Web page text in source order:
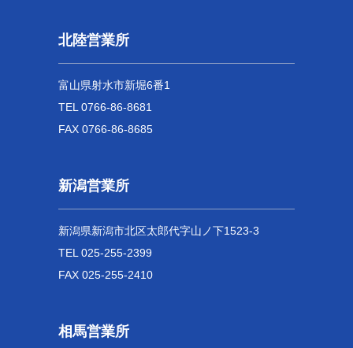
北陸営業所
富山県射水市新堀6番1
TEL 0766-86-8681
FAX 0766-86-8685
新潟営業所
新潟県新潟市北区太郎代字山ノ下1523-3
TEL 025-255-2399
FAX 025-255-2410
相馬営業所